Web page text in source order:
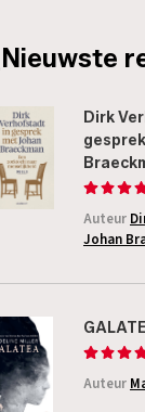
_Nieuwste
Dirk
Auteur
Johan
Auteur